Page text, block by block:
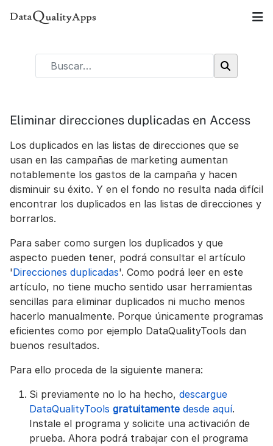
Eliminar direcciones duplicadas en Access
Los duplicados en las listas de direcciones que se
usan en las campañas de marketing aumentan
notablemente los gastos de la campaña y hacen
disminuir su éxito. Y en el fondo no resulta nada difícil
encontrar los duplicados en las listas de direcciones y
borrarlos.
Para saber como surgen los duplicados y que
aspecto pueden tener, podrá consultar el artículo
'Direcciones duplicadas'. Como podrá leer en este
artículo, no tiene mucho sentido usar herramientas
sencillas para eliminar duplicados ni mucho menos
hacerlo manualmente. Porque únicamente programas
eficientes como por ejemplo DataQualityTools dan
buenos resultados.
Para ello proceda de la siguiente manera:
Si previamente no lo ha hecho, descargue
DataQualityTools gratuitamente desde aquí.
Instale el programa y solicite una activación de
prueba. Ahora podrá trabajar con el programa